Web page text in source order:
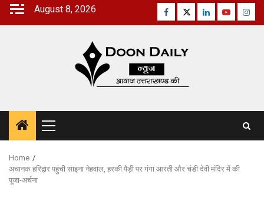
Skip
August 8, 2026 Facebook
TwitterLinkedinYoutube
Primary
Menu
Home
अचानक हरिद्वार पहुंची साइना नेहवाल, हरकी पैड़ी पर गंगा आरती और चंडी देवी मंदिर में की
पूजा-अर्चना